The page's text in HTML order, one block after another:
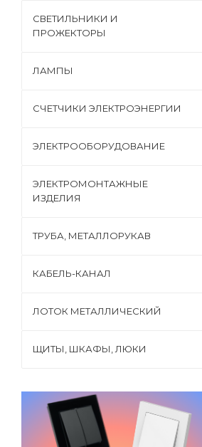
СВЕТИЛЬНИКИ И
ПРОЖЕКТОРЫ
ЛАМПЫ
СЧЕТЧИКИ ЭЛЕКТРОЭНЕРГИИ
ЭЛЕКТРООБОРУДОВАНИЕ
ЭЛЕКТРОМОНТАЖНЫЕ
ИЗДЕЛИЯ
ТРУБА, МЕТАЛЛОРУКАВ
КАБЕЛЬ-КАНАЛ
ЛОТОК МЕТАЛЛИЧЕСКИЙ
ЩИТЫ, ШКАФЫ, ЛЮКИ